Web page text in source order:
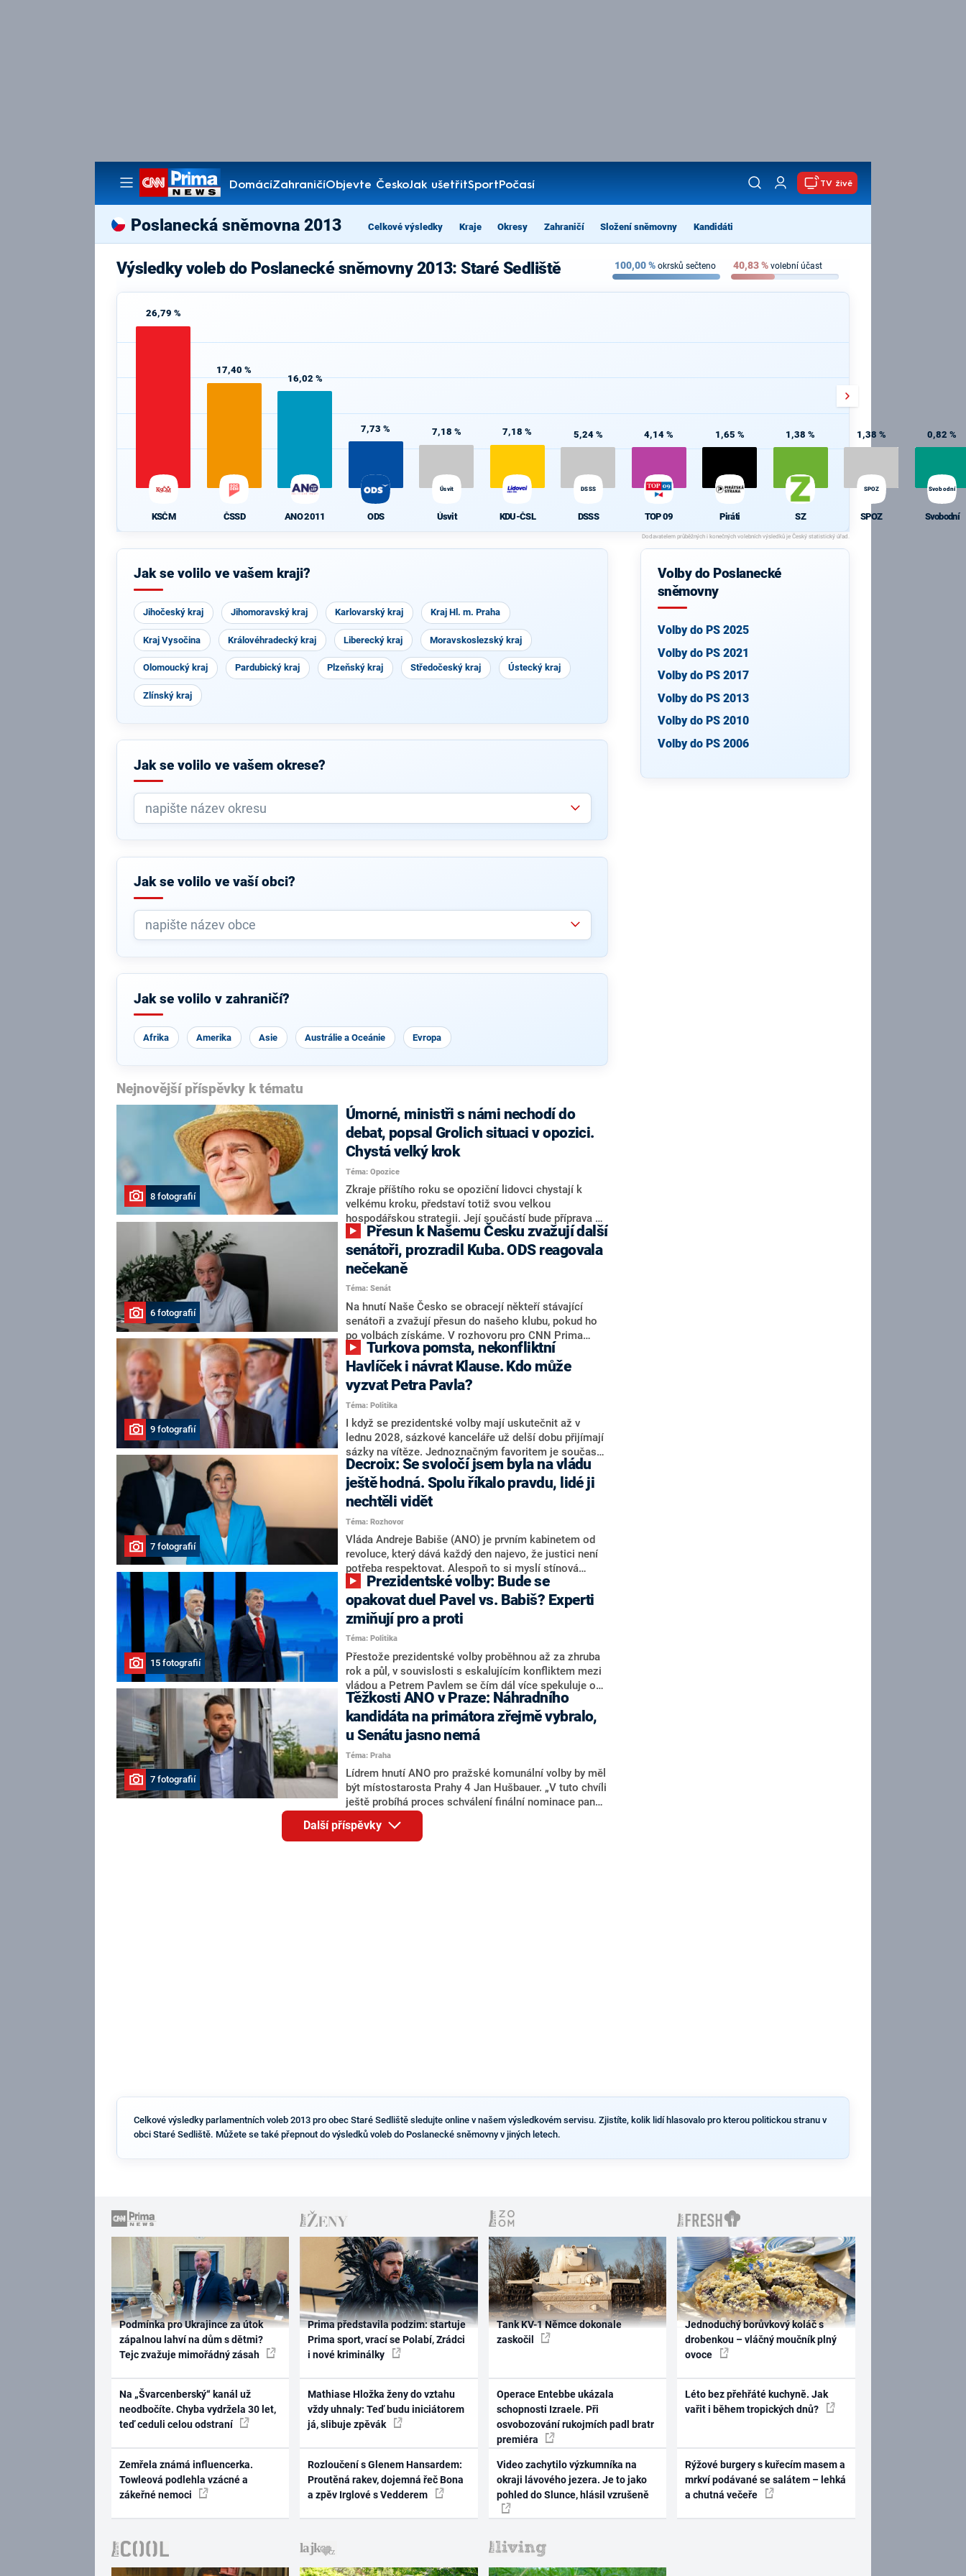
DomácíZahraničíObjevte ČeskoJak ušetřitSportPočasí
Pořady
TV živě
Poslanecká sněmovna 2013 Celkové výsledky Kraje Okresy Zahraničí Složení sněmovny Kandidáti
Výsledky voleb do Poslanecké sněmovny 2013: Staré Sedliště 100,00% okrsků sečteno 40,83% volební účast
26,79 %
KSČM
17,40 %
ČSSD
16,02 %
ANO 2011
7,73 %
ODS
7,18 %
Úsvit
Úsvit
7,18 %
KDU-ČSL
5,24 %
DSSS
DSSS
4,14 %
TOP 09
1,65 %
Piráti
1,38 %
SZ
1,38 %
SPOZ
SPOZ
0,82 %
Svobodní
Svobodní
Jak se volilo ve vašem kraji?
Jihočeský kraj Jihomoravský kraj Karlovarský kraj Kraj Hl. m. Praha
Kraj Vysočina Královéhradecký kraj Liberecký kraj Moravskoslezský kraj
Olomoucký kraj Pardubický kraj Plzeňský kraj Středočeský kraj Ústecký kraj
Zlínský kraj
Jak se volilo ve vašem okrese?
Jak se volilo ve vaší obci?
Jak se volilo v zahraničí?
Afrika Amerika Asie Austrálie a Oceánie Evropa
Nejnovější příspěvky k tématu
8 fotografií
Úmorné, ministři s námi nechodí do
debat, popsal Grolich situaci v opozici.
Chystá velký krok
Téma: Opozice
Zkraje příštího roku se opoziční lidovci chystají k
velkému kroku, představí totiž svou velkou
hospodářskou strategii. Její součástí bude příprava na
stárnutí populace, řekl ve středu na setkání s novináři
nový předseda lidovců Jan Grolich. Ten zároveň v
senátních volbách kandiduje ve Vyškově. Popsal i
aktivitu opozice, o níž vládní strany nebo političtí
komentátoři mluví jako o slabé a v defenzivě. „Je to
úmorná práce upozorňovat na chyby vlády. Ministři s
námi navíc nechodí do debat. Chceme ale ukazovat
svoje témata,“ odpověděl Grolich na dotaz CNN Prima
NEWS.
6 fotografií
senátoři, prozradil Kuba. ODS reagovala
nečekaně
Téma: Senát
Na hnutí Naše Česko se obracejí někteří stávající
senátoři a zvažují přesun do našeho klubu, pokud ho
po volbách získáme. V rozhovoru pro CNN Prima
NEWS to řekl zakladatel hnutí a jihočeský hejtman
Martin Kuba. Konkrétní nebyl, ale získat by takto mohl
například senátora Zdeňka Hrabu, který je dnes
součástí klubu ODS a TOP 09. Hraba to na dotaz
redakce nevyloučil. Předseda klubu senátorů ODS
Zdeněk Nytra redakci řekl, že počítá s odchodem
některých senátorů z klubu a že Naše Česko není
nepřítel, ale soupeř.
9 fotografií
Havlíček i návrat Klause. Kdo může
vyzvat Petra Pavla?
Téma: Politika
I když se prezidentské volby mají uskutečnit až v
lednu 2028, sázkové kanceláře už delší dobu přijímají
sázky na vítěze. Jednoznačným favoritem je současná
hlava státu Petr Pavel. Daleko za ním pak bookmakeři
zmiňují dva výrazné politiky ANO, tedy premiéra
Andreje Babiše a ministra průmyslu Karla Havlíčka.
Oblíbeným tipem samotných sázkařů je poslanec za
Motoristy Filip Turek. Politolog Jan Kubáček nicméně
o případné kandidatuře kohokoliv ze zmíněné trojice
značně pochybuje. Podle něj současná koalice dosud
nemá osobu, která by Pavlovi mohla konkurovat.
7 fotografií
Decroix: Se svoločí jsem byla na vládu
ještě hodná. Spolu říkalo pravdu, lidé ji
nechtěli vidět
Téma: Rozhovor
Vláda Andreje Babiše (ANO) je prvním kabinetem od
revoluce, který dává každý den najevo, že justici není
potřeba respektovat. Alespoň to si myslí stínová
ministryně spravedlnosti ODS Eva Decroix. V
rozhovoru pro CNN Prima NEWS si nebrala servítky
ohledně politického výkonu svého nástupce Jeronýma
Tejce (za ANO) či vládní zmocněnkyně pro lidská
práva Taťány Malé (ANO). Označením „svoloč“ na
adresu vlády prý byla ještě hodná. Decroix se také
vrátila k volební porážce koalice Spolu či promluvila o
hnutí Naše Česko Martina Kuby.
15 fotografií
opakovat duel Pavel vs. Babiš? Experti
zmiňují pro a proti
Téma: Politika
Přestože prezidentské volby proběhnou až za zhruba
rok a půl, v souvislosti s eskalujícím konfliktem mezi
vládou a Petrem Pavlem se čím dál více spekuluje o
tom, koho by do bitvy o Hrad mohla vyslat současná
koalice. Někteří političtí komentátoři znovu vytahují
jméno premiéra Andreje Babiše (ANO). Jak moc je
pravděpodobné, že se v prezidentských volbách 2028
bude znovu opakovat souboj z roku 2023?
7 fotografií
Těžkosti ANO v Praze: Náhradního
kandidáta na primátora zřejmě vybralo,
u Senátu jasno nemá
Téma: Praha
Lídrem hnutí ANO pro pražské komunální volby by měl
být místostarosta Prahy 4 Jan Hušbauer. „V tuto chvíli
ještě probíhá proces schválení finální nominace pana
Jana Hušbauera Výborem hnutí ANO,“ uvedl pro
redakci místopředseda pražského ANO Martin
Benkovič. O Hušbauerovi se spekulovalo jako o
Další příspěvky
Volby do Poslanecké
sněmovny
Volby do PS 2025
Volby do PS 2021
Volby do PS 2017
Volby do PS 2013
Volby do PS 2010
Volby do PS 2006
Celkové výsledky parlamentních voleb 2013 pro obec Staré Sedliště sledujte online v našem výsledkovém servisu. Zjistíte, kolik lidí hlasovalo pro kterou politickou stranu v
obci Staré Sedliště. Můžete se také přepnout do výsledků voleb do Poslanecké sněmovny v jiných letech.
Podmínka pro Ukrajince za útok
zápalnou lahví na dům s dětmi?
Tejc zvažuje mimořádný zásah
Na „Švarcenberský“ kanál už
neodbočíte. Chyba vydržela 30 let,
teď ceduli celou odstraní
Zemřela známá influencerka.
Towleová podlehla vzácné a
zákeřné nemoci
Prima představila podzim: startuje
Prima sport, vrací se Polabí, Zrádci
i nové kriminálky
Mathiase Hložka ženy do vztahu
vždy uhnaly: Teď budu iniciátorem
já, slibuje zpěvák
Rozloučení s Glenem Hansardem:
Proutěná rakev, dojemná řeč Bona
a zpěv Irglové s Vedderem
Tank KV-1 Němce dokonale
zaskočil
Operace Entebbe ukázala
schopnosti Izraele. Při
osvobozování rukojmích padl bratr
premiéra
Video zachytilo výzkumníka na
okraji lávového jezera. Je to jako
pohled do Slunce, hlásil vzrušeně
Jednoduchý borůvkový koláč s
drobenkou – vláčný moučník plný
ovoce
Léto bez přehřáté kuchyně. Jak
vařit i během tropických dnů?
Rýžové burgery s kuřecím masem a
mrkví podávané se salátem – lehká
a chutná večeře